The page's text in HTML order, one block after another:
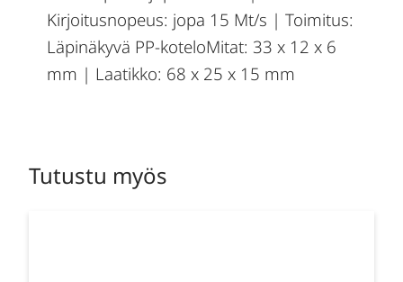
Kirjoitusnopeus: jopa 15 Mt/s | Toimitus:
Läpinäkyvä PP-koteloMitat: 33 x 12 x 6
mm | Laatikko: 68 x 25 x 15 mm
Tutustu myös